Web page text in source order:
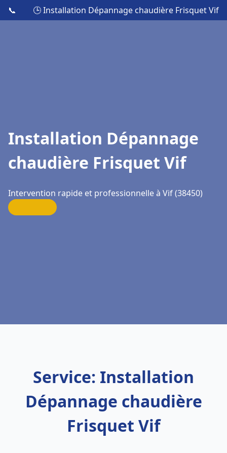
📞 🕒 Installation Dépannage chaudière Frisquet Vif
Installation Dépannage
chaudière Frisquet Vif
Intervention rapide et professionnelle à Vif (38450)
Service: Installation
Dépannage chaudière
Frisquet Vif